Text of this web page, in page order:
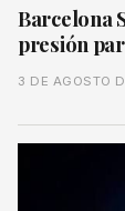
Barcelona
presión
3 DE AGOSTO